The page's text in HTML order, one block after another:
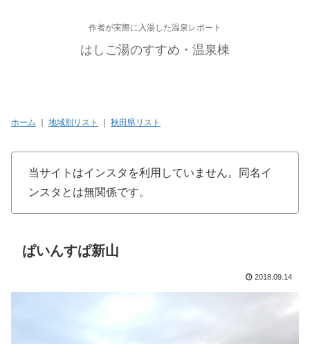
作者が実際に入湯した温泉レポート
はしご湯のすすめ・温泉棟
ホーム 地域別リスト 秋田県リスト
当サイトはインスタを利用していません。同名イ
ンスタとは無関係です。
ぱいんすぱ新山
2018.09.14